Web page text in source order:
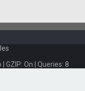
GZIP: On | Queries: 8